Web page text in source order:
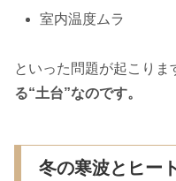
室内温度ムラ
といった問題が起こりま
る“土台”なのです。
冬の寒波とヒー